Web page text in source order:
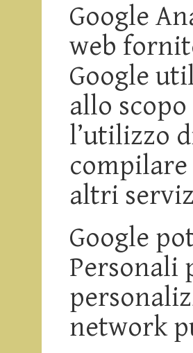
Google
web
Google
allo
l’utilizzo
altri
Google
Personali
network